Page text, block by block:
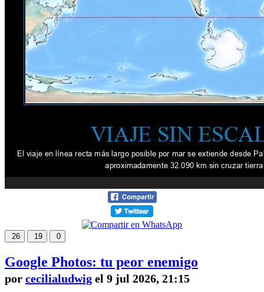
26 19 0
Google Photos: tu peor enemigo
por cecilialudwig el 9 jul 2026, 21:15